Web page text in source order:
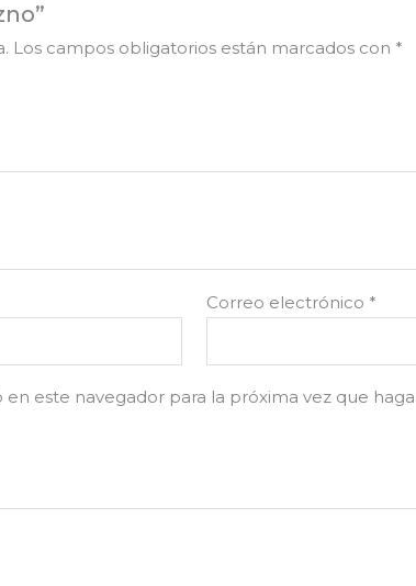
Los campos obligatorios están marcados con *
Correo electrónico *
este navegador para la próxima vez que